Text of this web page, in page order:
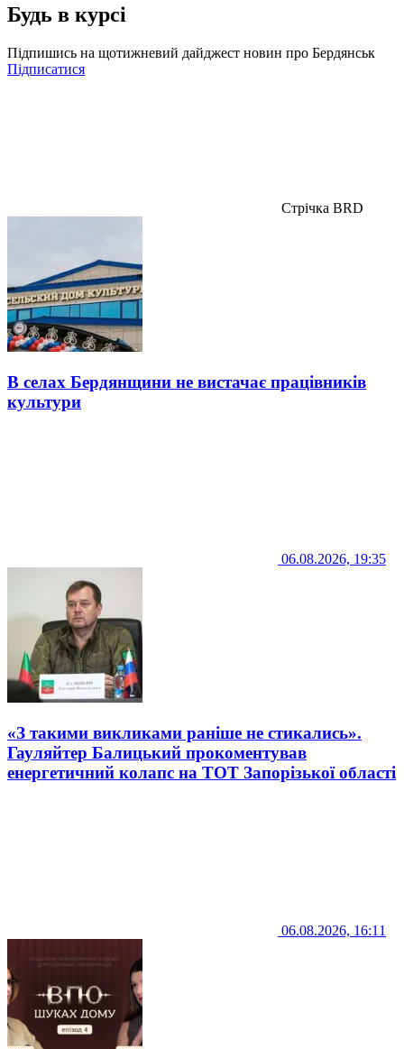
Будь в курсі
Підпишись на щотижневий дайджест новин про Бердянськ
Підписатися
Стрічка BRD
В селах Бердянщини не вистачає працівників
культури
06.08.2026, 19:35
«З такими викликами раніше не стикались».
Гауляйтер Балицький прокоментував
енергетичний колапс на ТОТ Запорізької області
06.08.2026, 16:11